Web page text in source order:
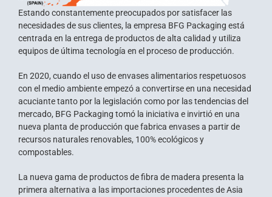
Estando constantemente preocupados por satisfacer las
necesidades de sus clientes, la empresa BFG Packaging está
centrada en la entrega de productos de alta calidad y utiliza
equipos de última tecnología en el proceso de producción.
En 2020, cuando el uso de envases alimentarios respetuosos
con el medio ambiente empezó a convertirse en una necesidad
acuciante tanto por la legislación como por las tendencias del
mercado, BFG Packaging tomó la iniciativa e invirtió en una
nueva planta de producción que fabrica envases a partir de
recursos naturales renovables, 100% ecológicos y
compostables.
La nueva gama de productos de fibra de madera presenta la
primera alternativa a las importaciones procedentes de Asia